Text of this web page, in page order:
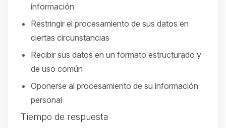
información
Restringir el procesamiento de sus datos en
ciertas circunstancias
Recibir sus datos en un formato estructurado y
de uso común
Oponerse al procesamiento de su información
personal
Tiempo de respuesta